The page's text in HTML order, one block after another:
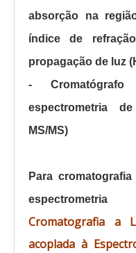
absorção na
índice de
propagação de luz
-
espectrometria
MS/MS)
Para
Cromatografia a
acoplada à